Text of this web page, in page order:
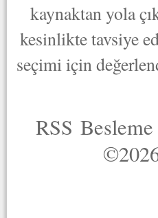
kaynaktan yola
kesinlikte tavsiye
seçimi için
RSS